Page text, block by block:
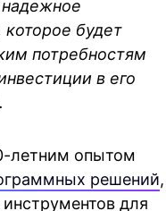
будет
потребностям
в его
летним опытом
решений,
для